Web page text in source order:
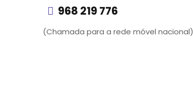
968 219 776
(Chamada para a rede móvel nacional)